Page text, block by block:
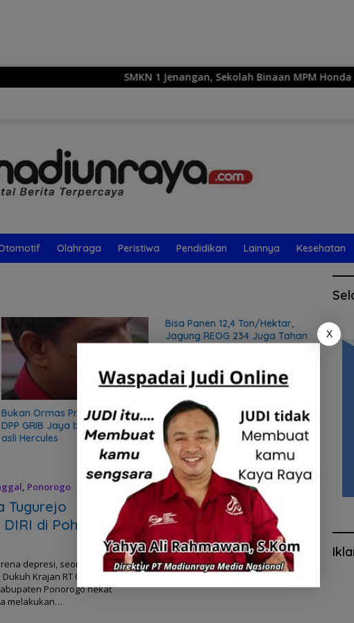
SMKN 1 Jenangan, Sekolah Binaan MPM Honda
Olahraga Peristiwa Pendidikan Lainnya Kesehatan
Bukan Ormas Preman, Sekjen
DPP GRIB Jaya bongkar sifat
asli Hercules
Bisa Panen 12,4 Ton/Hektar,
Jagung REOG 234 Juga Tahan
saat
Ponorogo 8 Juli
Tugurejo
di Pohon
depresi, seorang
Krajan RT 04 RW
Ponorogo nekat
melakukan…
X